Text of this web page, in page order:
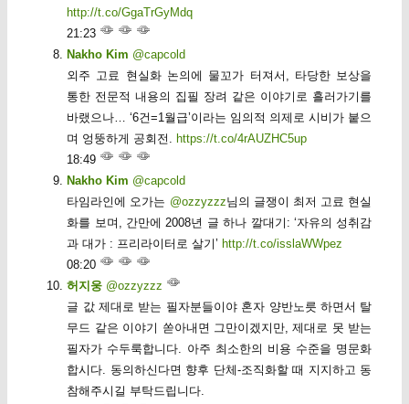
http://t.co/GgaTrGyMdq
21:23
Nakho Kim @capcold
외주 고료 현실화 논의에 물꼬가 터져서, 타당한 보상을
통한 전문적 내용의 집필 장려 같은 이야기로 흘러가기를
바랬으나… ‘6건=1월급’이라는 임의적 의제로 시비가 붙으
며 엉뚱하게 공회전. https://t.co/4rAUZHC5up
18:49
Nakho Kim @capcold
타임라인에 오가는 @ozzyzzz님의 글쟁이 최저 고료 현실
화를 보며, 간만에 2008년 글 하나 깔대기: ‘자유의 성취감
과 대가 : 프리라이터로 살기’ http://t.co/isslaWWpez
08:20
허지웅 @ozzyzzz
글 값 제대로 받는 필자분들이야 혼자 양반노릇 하면서 탈
무드 같은 이야기 쏟아내면 그만이겠지만, 제대로 못 받는
필자가 수두룩합니다. 아주 최소한의 비용 수준을 명문화
합시다. 동의하신다면 향후 단체-조직화할 때 지지하고 동
참해주시길 부탁드립니다.